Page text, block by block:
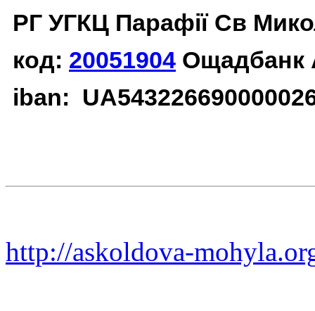
РГ УГКЦ Парафії Св
код: 20051904 Ощадбанк
iban:
http://askoldova-